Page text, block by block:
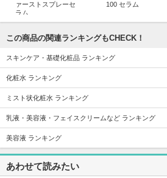
ァーストスプレーセ
ラム
100 セラム
5.6
17350件
スキンクリア クレ
グシトラスの香り
アテニア
ホワイトトリュフナ
d'Alba(ダルバ)
この商品の関連ランキングもCHECK！
スキンケア・基礎化粧品 ランキング
化粧水 ランキング
ミスト状化粧水 ランキング
乳液・美容液・フェイスクリームなど ランキング
美容液 ランキング
あわせて読みたい